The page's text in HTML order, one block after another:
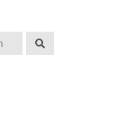
Suchen